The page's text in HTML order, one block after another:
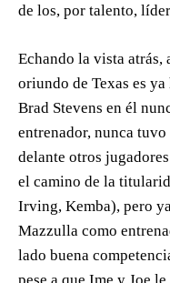
de los, por talento,
Echando la vista atrás,
oriundo de Texas es
Brad Stevens en él
entrenador, nunca
delante otros
el camino de la
Irving, Kemba), pero
Mazzulla como
lado buena